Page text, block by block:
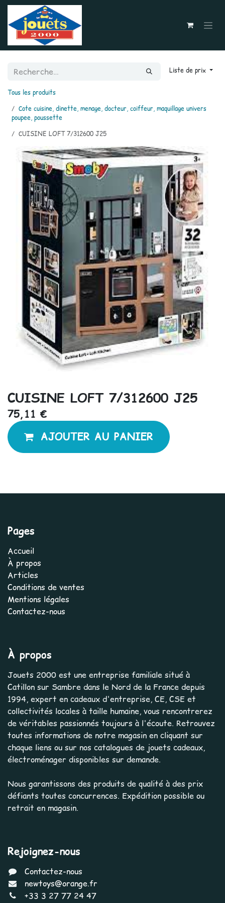
Se rendre au contenu
Liste de prix
Tous les produits
Cote cuisine, dinette, menage, docteur, coiffeur, maquillage univers
poupee, poussette
CUISINE LOFT 7/312600 J25
CUISINE LOFT 7/312600 J25
75,11 €
AJOUTER AU PANIER
Pages
Accueil
À propos
Articles
Conditions de ventes
Mentions légales
Contactez-nous
À propos
Jouets 2000 est une entreprise familiale situé à
Catillon sur Sambre dans le Nord de la France depuis
1994, expert en cadeaux d'entreprise, CE, CSE et
collectivités locales à taille humaine, vous rencontrerez
de véritables passionnés toujours à l'écoute. Retrouvez
toutes informations de notre magasin en cliquant sur
chaque liens ou sur nos catalogues de jouets cadeaux,
électroménager disponibles sur demande.
Nous garantissons des produits de qualité à des prix
défiants toutes concurrences. Expédition possible ou
retrait en magasin.
Rejoignez-nous
Contactez-nous
newtoys@orange.fr
+33 3 27 77 24 47